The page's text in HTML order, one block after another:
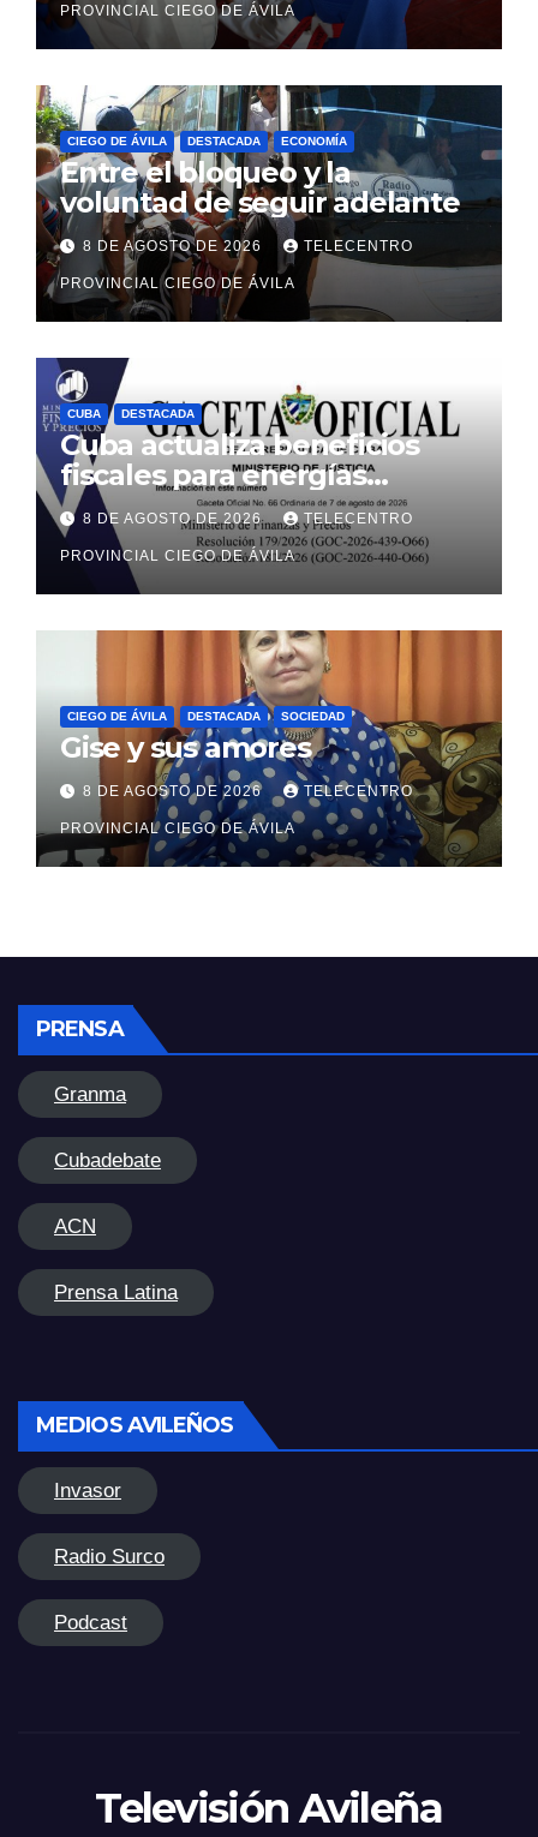
PROVINCIAL CIEGO DE ÁVILA
CIEGO DE ÁVILA DESTACADA ECONOMÍA
Entre el bloqueo y la
voluntad de seguir adelante
8 DE AGOSTO DE 2026 TELECENTRO
PROVINCIAL CIEGO DE ÁVILA
CUBA DESTACADA
Cuba actualiza beneficios
fiscales para energías
renovables con alcance a
sectores estatal y no estatal
8 DE AGOSTO DE 2026 TELECENTRO
PROVINCIAL CIEGO DE ÁVILA
CIEGO DE ÁVILA DESTACADA SOCIEDAD
Gise y sus amores
8 DE AGOSTO DE 2026 TELECENTRO
PROVINCIAL CIEGO DE ÁVILA
PRENSA
Granma
Cubadebate
ACN
Prensa Latina
MEDIOS AVILEÑOS
Invasor
Radio Surco
Podcast
Televisión Avileña